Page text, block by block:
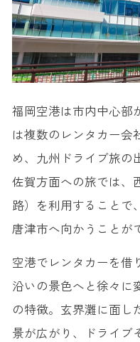
1. アリタセ
2. 道の駅 鹿
3. 呼子朝市
4. 祐徳稲荷
5. 宝当神社
福岡空港は市内中心部
は複数のレンタカー会
め、九州ドライブ旅の
佐賀方面への旅では、
路）を利用することで
唐津市へ向かうことが
空港でレンタカーを借
沿いの景色へと徐々に
の特徴。玄界灘に面し
景が広がり、ドライブ